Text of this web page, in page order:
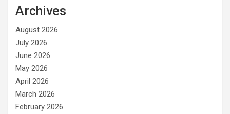
Archives
August 2026
July 2026
June 2026
May 2026
April 2026
March 2026
February 2026